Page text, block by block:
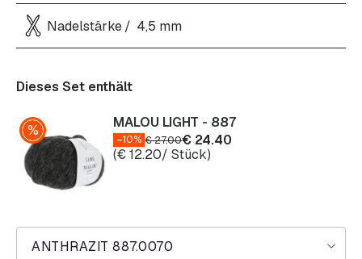
Nadelstärke 4,5 mm
Dieses Set enthält
ANTHRAZIT 887.0070
MALOU LIGHT - 887
–10% €27.00€ 24.40
(€12.20/ Stück)